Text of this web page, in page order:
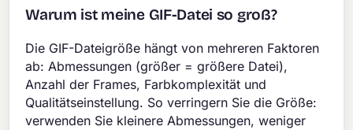
Warum ist meine GIF-Datei so groß?
Die GIF-Dateigröße hängt von mehreren Faktoren
ab: Abmessungen (größer = größere Datei),
Anzahl der Frames, Farbkomplexität und
Qualitätseinstellung. So verringern Sie die Größe:
verwenden Sie kleinere Abmessungen, weniger